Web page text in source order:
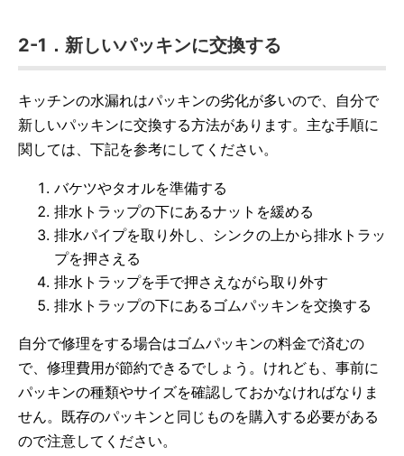
2-1．新しいパッキンに交換する
キッチンの水漏れはパッキンの劣化が多いので、自分で
新しいパッキンに交換する方法があります。主な手順に
関しては、下記を参考にしてください。
バケツやタオルを準備する
排水トラップの下にあるナットを緩める
排水パイプを取り外し、シンクの上から排水トラッ
プを押さえる
排水トラップを手で押さえながら取り外す
排水トラップの下にあるゴムパッキンを交換する
自分で修理をする場合はゴムパッキンの料金で済むの
で、修理費用が節約できるでしょう。けれども、事前に
パッキンの種類やサイズを確認しておかなければなりま
せん。既存のパッキンと同じものを購入する必要がある
ので注意してください。